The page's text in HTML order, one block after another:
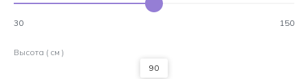
30 150
Высота ( см )
90